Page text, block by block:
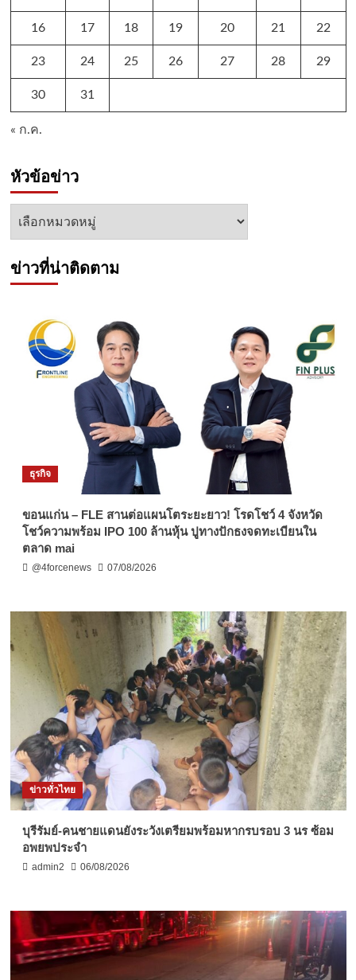
16 17 18 19 20 21 22
23 24 25 26 27 28 29
30 31
« ก.ค.
หัวข้อข่าว
หัวข้อ
ข่าวที่น่าติดตาม
ธุรกิจ
ขอนแก่น – FLE สานต่อแผนโตระยะยาว! โรดโชว์ 4 จังหวัด
โชว์ความพร้อม IPO 100 ล้านหุ้น ปูทางปักธงจดทะเบียนใน
ตลาด mai
@4forcenews 07/08/2026
ข่าวทั่วไทย
บุรีรัมย์-คนชายแดนยังระวังเตรียมพร้อมหากรบรอบ 3 นร ซ้อม
อพยพประจำ
admin2 06/08/2026